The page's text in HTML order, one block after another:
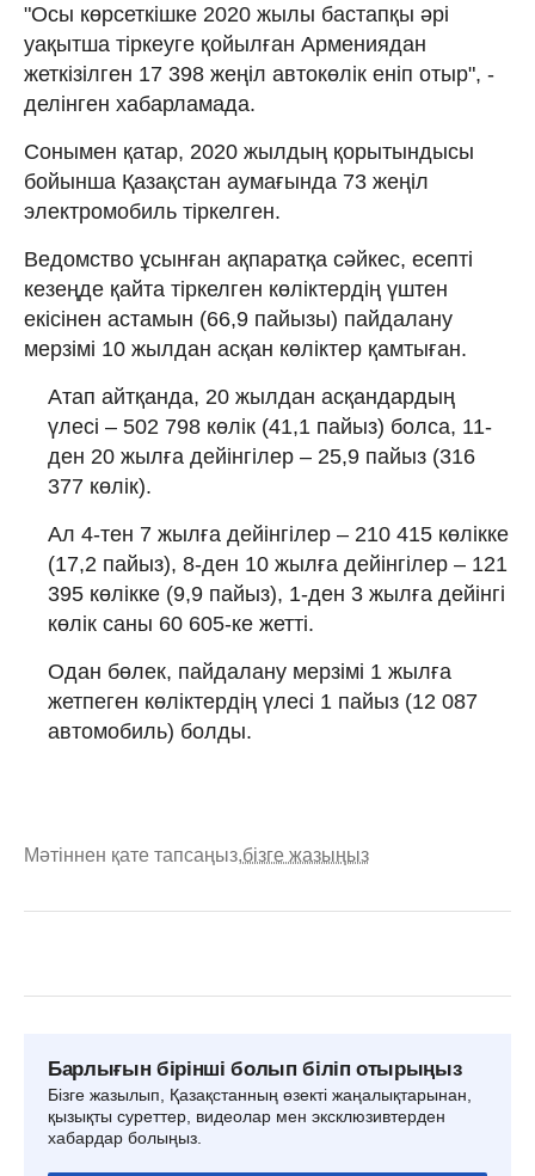
"Осы көрсеткішке 2020 жылы бастапқы әрі
уақытша тіркеуге қойылған Армениядан
жеткізілген 17 398 жеңіл автокөлік еніп отыр", -
делінген хабарламада.
Сонымен қатар, 2020 жылдың қорытындысы
бойынша Қазақстан аумағында 73 жеңіл
электромобиль тіркелген.
Ведомство ұсынған ақпаратқа сәйкес, есепті
кезеңде қайта тіркелген көліктердің үштен
екісінен астамын (66,9 пайызы) пайдалану
мерзімі 10 жылдан асқан көліктер қамтыған.
Атап айтқанда, 20 жылдан асқандардың
үлесі – 502 798 көлік (41,1 пайыз) болса, 11-
ден 20 жылға дейінгілер – 25,9 пайыз (316
377 көлік).
Ал 4-тен 7 жылға дейінгілер – 210 415 көлікке
(17,2 пайыз), 8-ден 10 жылға дейінгілер – 121
395 көлікке (9,9 пайыз), 1-ден 3 жылға дейінгі
көлік саны 60 605-ке жетті.
Одан бөлек, пайдалану мерзімі 1 жылға
жетпеген көліктердің үлесі 1 пайыз (12 087
автомобиль) болды.
Мәтіннен қате тапсаңыз,бізге жазыңыз
Барлығын бірінші болып біліп отырыңыз
Бізге жазылып, Қазақстанның өзекті жаңалықтарынан,
қызықты суреттер, видеолар мен эксклюзивтерден
хабардар болыңыз.